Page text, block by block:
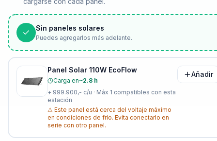
Sin paneles solares
Puedes agregarlos más adelante.
Panel Solar 110W EcoFlow
Carga en~2.8 h
+ 999.900,- c/u · Máx 1 compatibles con esta
estación
⚠ Este panel está cerca del voltaje máximo
en condiciones de frío. Evita conectarlo en
serie con otro panel.
Añadir